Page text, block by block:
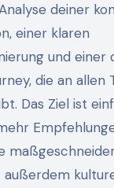
deiner
einer klaren
und einer
die an allen
Das Ziel ist